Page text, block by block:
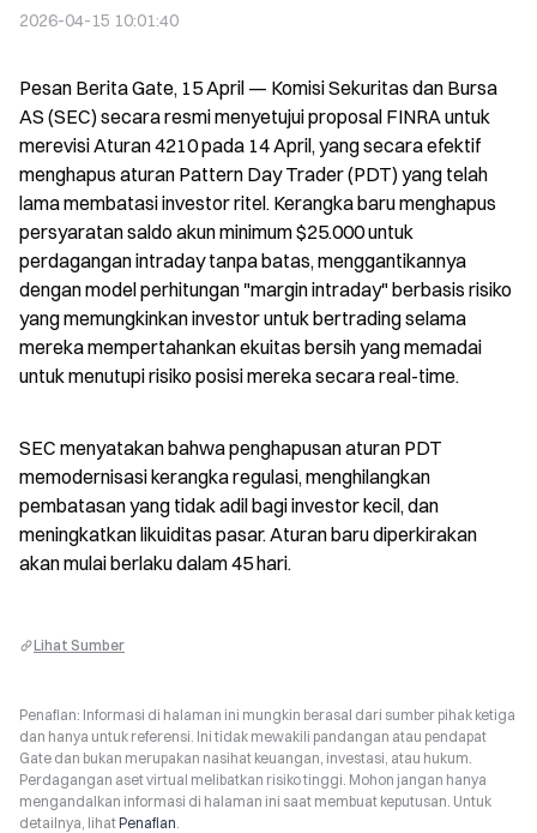
2026-04-15 10:01:40
Pesan Berita Gate, 15 April — Komisi Sekuritas dan Bursa
AS (SEC) secara resmi menyetujui proposal FINRA untuk
merevisi Aturan 4210 pada 14 April, yang secara efektif
menghapus aturan Pattern Day Trader (PDT) yang telah
lama membatasi investor ritel. Kerangka baru menghapus
persyaratan saldo akun minimum $25.000 untuk
perdagangan intraday tanpa batas, menggantikannya
dengan model perhitungan "margin intraday" berbasis risiko
yang memungkinkan investor untuk bertrading selama
mereka mempertahankan ekuitas bersih yang memadai
untuk menutupi risiko posisi mereka secara real-time.
SEC menyatakan bahwa penghapusan aturan PDT
memodernisasi kerangka regulasi, menghilangkan
pembatasan yang tidak adil bagi investor kecil, dan
meningkatkan likuiditas pasar. Aturan baru diperkirakan
akan mulai berlaku dalam 45 hari.
Lihat Sumber
Penafian: Informasi di halaman ini mungkin berasal dari sumber pihak ketiga
dan hanya untuk referensi. Ini tidak mewakili pandangan atau pendapat
Gate dan bukan merupakan nasihat keuangan, investasi, atau hukum.
Perdagangan aset virtual melibatkan risiko tinggi. Mohon jangan hanya
mengandalkan informasi di halaman ini saat membuat keputusan. Untuk
detailnya, lihatPenafian.